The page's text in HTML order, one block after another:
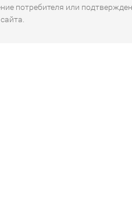
потребителя или